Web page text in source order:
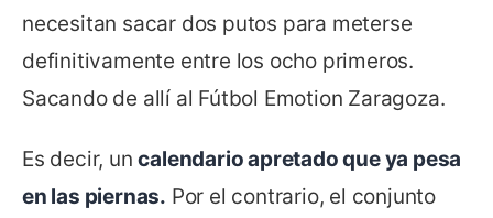
necesitan sacar dos putos para meterse
definitivamente entre los ocho primeros.
Sacando de allí al Fútbol Emotion Zaragoza.
Es decir, uncalendario apretado que ya pesa
en las piernas. Por el contrario, el conjunto